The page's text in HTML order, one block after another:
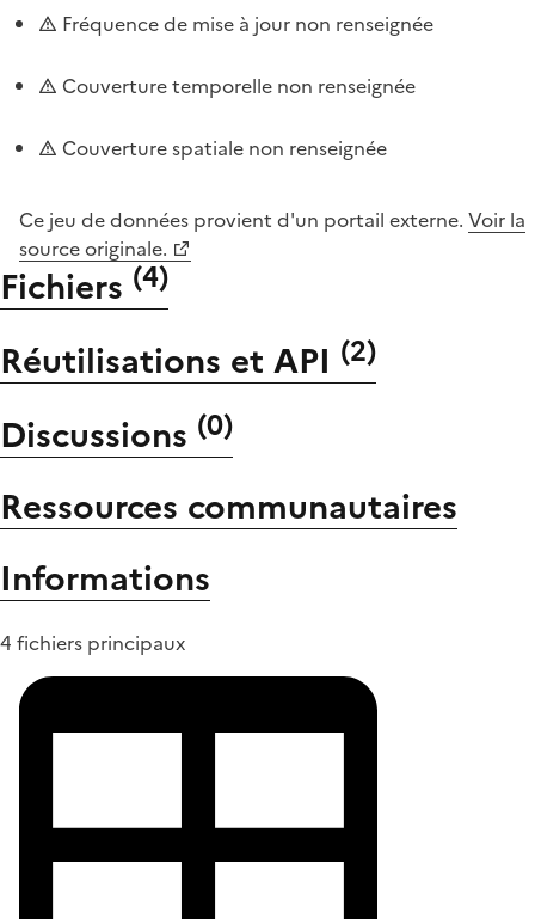
Fréquence de mise à jour non renseignée
Couverture temporelle non renseignée
Couverture spatiale non renseignée
Ce jeu de données provient d'un portail externe. Voir la
source originale.
Fichiers (4)
Réutilisations et API (2)
Discussions (0)
Ressources communautaires
Informations
4 fichiers principaux